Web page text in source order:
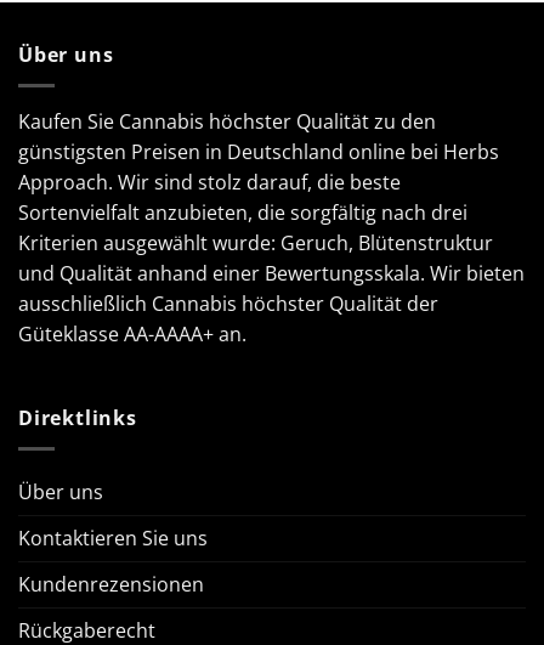
Über uns
Kaufen Sie Cannabis höchster Qualität zu den
günstigsten Preisen in Deutschland online bei Herbs
Approach. Wir sind stolz darauf, die beste
Sortenvielfalt anzubieten, die sorgfältig nach drei
Kriterien ausgewählt wurde: Geruch, Blütenstruktur
und Qualität anhand einer Bewertungsskala. Wir bieten
ausschließlich Cannabis höchster Qualität der
Güteklasse AA-AAAA+ an.
Direktlinks
Über uns
Kontaktieren Sie uns
Kundenrezensionen
Rückgaberecht